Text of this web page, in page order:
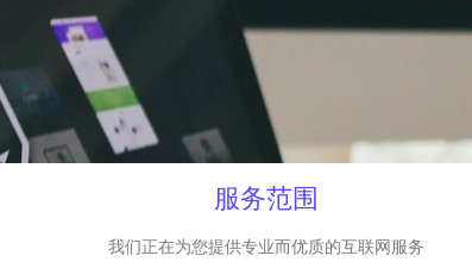
服务范围
我们正在为您提供专业而优质的互联网服务